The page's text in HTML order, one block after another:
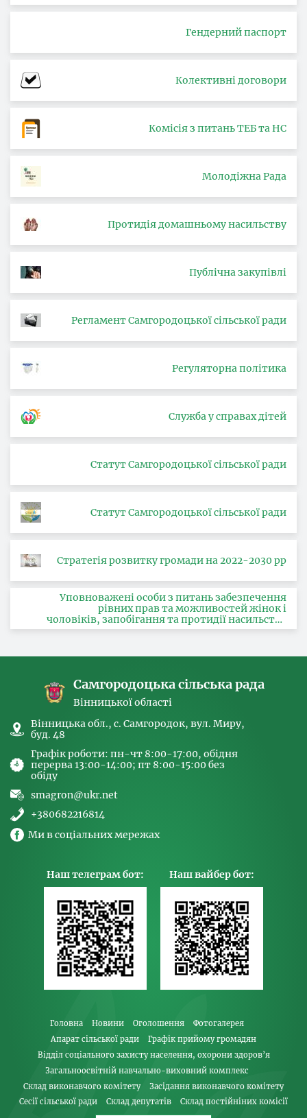
Гендерний паспорт
Колективні договори
Комісія з питань ТЕБ та НС
Молодіжна Рада
Протидія домашньому насильству
Публічна закупівлі
Регламент Самгородоцької сільської ради
Регуляторна політика
Служба у справах дітей
Статут Самгородоцької сільської ради
Статут Самгородоцької сільської ради
Стратегія розвитку громади на 2022-2030 рр
Уповноважені особи з питань забезпечення
рівних прав та можливостей жінок і
чоловіків, запобігання та протидії насильству
за ознакою статі, з питань здійснення заходів,
Самгородоцька сільська рада
Вінницької області
Вінницька обл., с. Самгородок, вул. Миру,
буд. 48
Графік роботи: пн-чт 8:00-17:00, обідня
перерва 13:00-14:00; пт 8:00-15:00 без
обіду
smagron@ukr.net
+380682216814
Ми в соціальних мережах
Наш телеграм бот: Наш вайбер бот:
Головна Новини Оголошення
Фотогалерея
Апарат сільської ради
Графік прийому громадян
Відділ соціального захисту населення, охорони здоров’я
Загальноосвітній навчально-виховний комплекс
Склад виконавчого комітету
Засідання виконавчого комітету
Сесії сільської ради
Склад депутатів Склад постійніних комісії